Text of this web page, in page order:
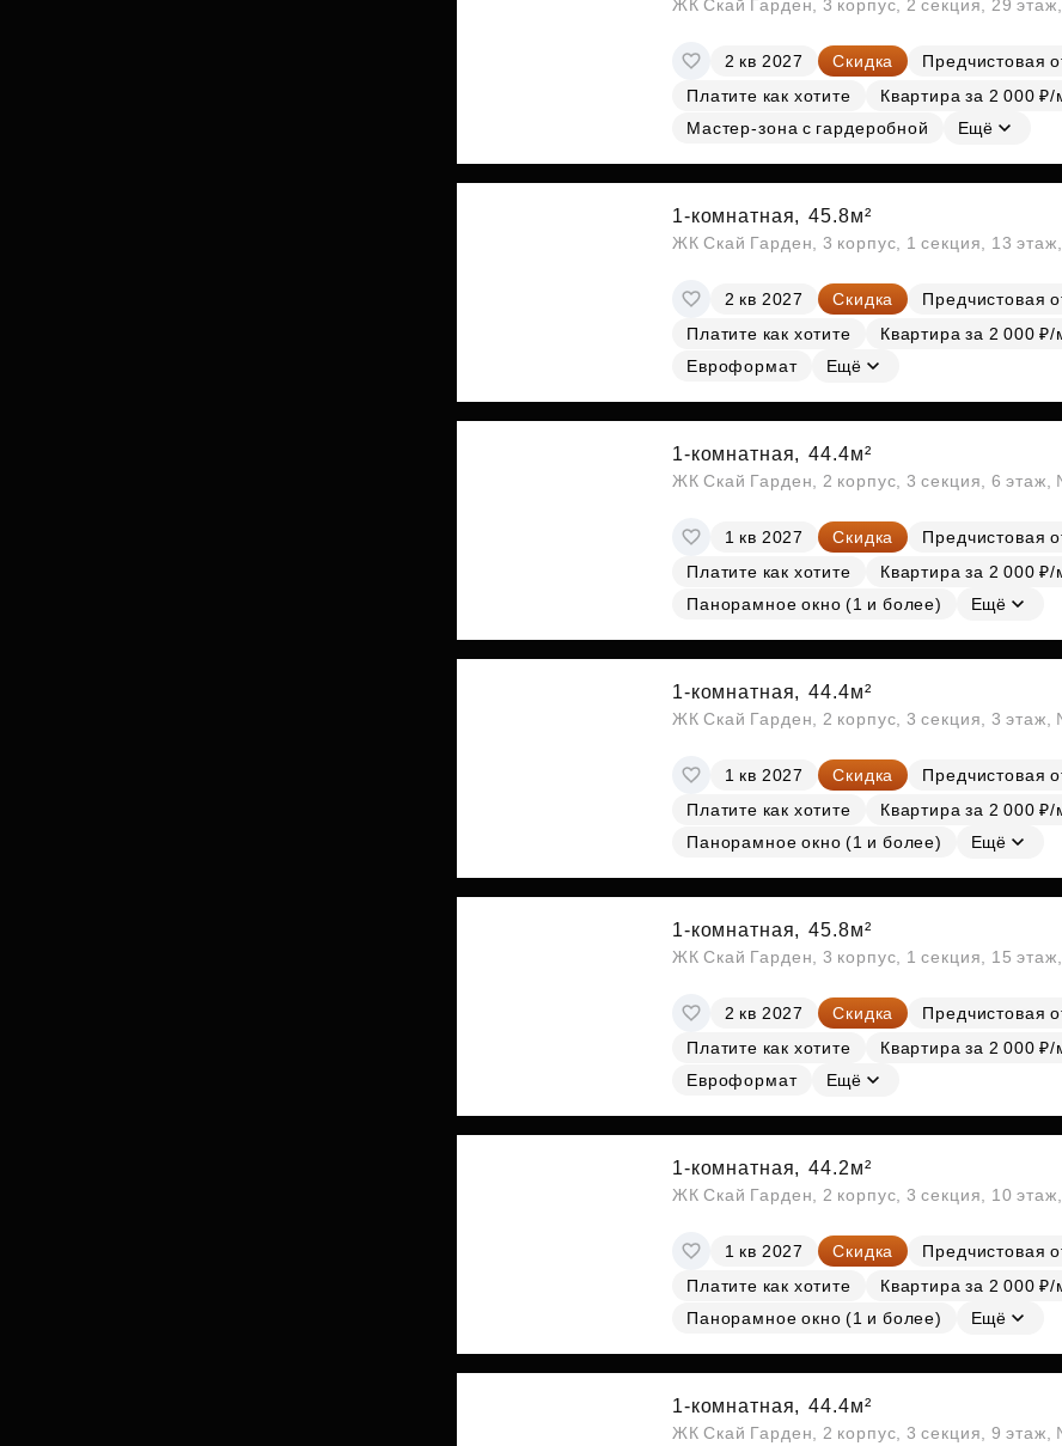
ЖК Скай Гарден, 3 корпус, 2 секция, 29
2 кв 2027 Скидка
Предчистовая
Платите как хотите
Квартира за 2 000 ₽/
Мастер-зона с гардеробной
Ещё
1-комнатная, 45.8м²
ЖК Скай Гарден, 3 корпус, 1 секция, 13
2 кв 2027 Скидка
Предчистовая
Платите как хотите
Квартира за 2 000 ₽/
Евроформат
Ещё
1-комнатная, 44.4м²
ЖК Скай Гарден, 2 корпус, 3 секция, 6
1 кв 2027 Скидка
Предчистовая
Платите как хотите
Квартира за 2 000 ₽/
Панорамное окно (1 и более)
Ещё
1-комнатная, 44.4м²
ЖК Скай Гарден, 2 корпус, 3 секция, 3
1 кв 2027 Скидка
Предчистовая
Платите как хотите
Квартира за 2 000 ₽/
Панорамное окно (1 и более)
Ещё
1-комнатная, 45.8м²
ЖК Скай Гарден, 3 корпус, 1 секция, 15
2 кв 2027 Скидка
Предчистовая
Платите как хотите
Квартира за 2 000 ₽/
Евроформат
Ещё
1-комнатная, 44.2м²
ЖК Скай Гарден, 2 корпус, 3 секция, 10
1 кв 2027 Скидка
Предчистовая
Платите как хотите
Квартира за 2 000 ₽/
Панорамное окно (1 и более)
Ещё
1-комнатная, 44.4м²
ЖК Скай Гарден, 2 корпус, 3 секция, 9